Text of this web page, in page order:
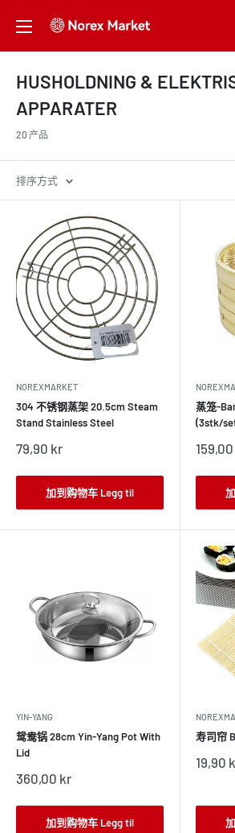
NorexMarket
HUSHOLDNING &
APPARATER
20 产品
排序方式
NOREXMARKET
304 不锈钢蒸架 20.5cm Steam
Stand Stainless Steel
销
价
79,90 kr
加到购物车 Legg til
蒸笼-
(3stk/
销
价
YIN-YANG
鸳鸯锅 28cm Yin-Yang Pot With
Lid
销
价
360,00 kr
加到购物车 Legg til
寿司帘
销
格
19,90